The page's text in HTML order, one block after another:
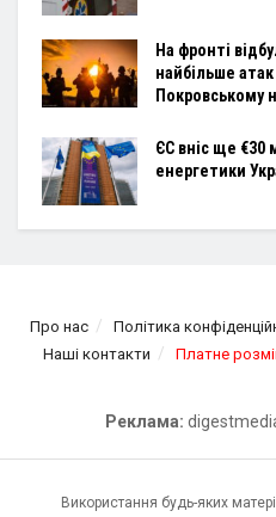
На фронті
найбільше
Покровському
ЄС вніс ще
енергетики
Про нас Політика
Наші контакти
Платне
Реклама:
Використання будь-яких